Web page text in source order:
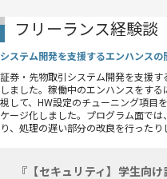
フリーランス経験談
システム開発を支援するエンハンスの
証券・先物取引システム開発を支援す
しました。稼働中のエンハンスをす
視して、HW設定のチューニング項目
ケージ化しました。プログラム面では
り、処理の遅い部分の改良を行ったり
『【セキュリティ】学生向